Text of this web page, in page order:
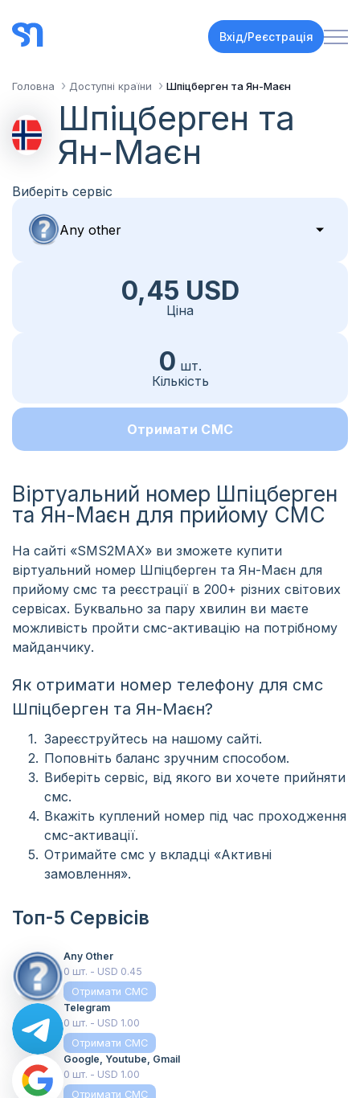
Вхід/Реєстрація
Головна Доступні країни Шпіцберген та Ян-Маєн
Шпіцберген та
Ян-Маєн
Виберіть сервіс
0,45 USD
Ціна
0 шт.
Кількість
Отримати СМС
Віртуальний номер Шпіцберген
та Ян-Маєн для прийому СМС
На сайті «SMS2MAX» ви зможете купити
віртуальний номер Шпіцберген та Ян-Маєн для
прийому смс та реєстрації в 200+ різних світових
сервісах. Буквально за пару хвилин ви маєте
можливість пройти смс-активацію на потрібному
майданчику.
Як отримати номер телефону для смс
Шпіцберген та Ян-Маєн?
Зареєструйтесь на нашому сайті.
Поповніть баланс зручним способом.
Виберіть сервіс, від якого ви хочете прийняти
смс.
Вкажіть куплений номер під час проходження
смс-активації.
Отримайте смс у вкладці «Активні
замовлення».
Топ-5 Сервісів
Any Other
0 шт. - USD 0.45
Отримати СМС
Telegram
0 шт. - USD 1.00
Отримати СМС
Google, Youtube, Gmail
0 шт. - USD 1.00
Отримати СМС